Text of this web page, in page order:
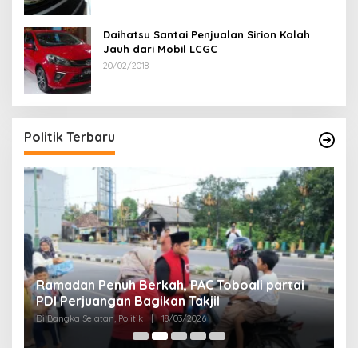
Daihatsu Santai Penjualan Sirion Kalah
Jauh dari Mobil LCGC
20/02/2018
Politik Terbaru
Ramadan Penuh Berkah, PAC Toboali partai
PDI Perjuangan Bagikan Takjil
Di Bangka Selatan, Politik | 18/03/2026